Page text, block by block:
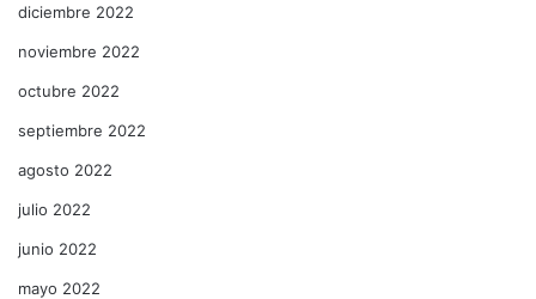
diciembre 2022
noviembre 2022
octubre 2022
septiembre 2022
agosto 2022
julio 2022
junio 2022
mayo 2022